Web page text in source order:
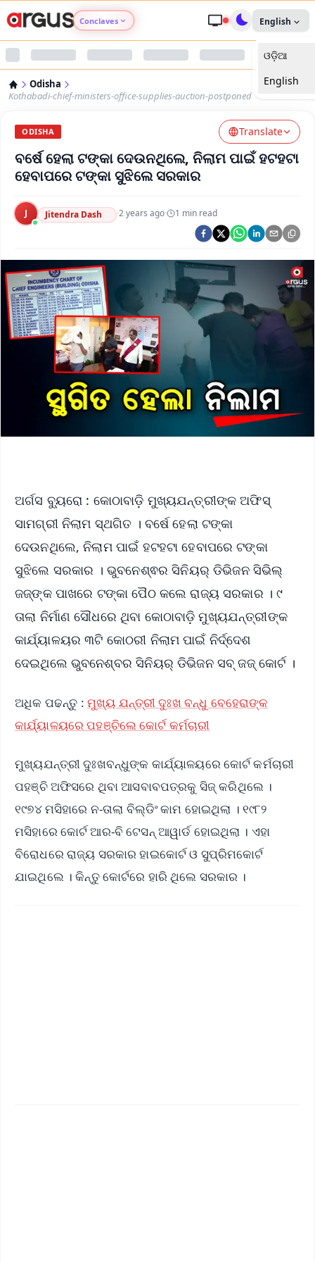
Conclaves
Argus Nari Shakti
Argus Health Connect
Argus Swaad Odisha
Argus Chalo Dekhein Apna Desh
English
ଓଡ଼ିଆ
English
Odisha
Kothabadi-chief-ministers-office-supplies-auction-postponed
ODISHA Translate
ବର୍ଷେ ହେଲା ଟଙ୍କା ଦେଉନଥିଲେ, ନିଲାମ ପାଇଁ ହଟହଟା
ହେବାପରେ ଟଙ୍କା ସୁଝିଲେ ସରକାର
J Jitendra Dash ·2 years ago· 1 min read
ଅର୍ଗସ ବ୍ୟୁରୋ : କୋଠାବାଡ଼ି ମୁଖ୍ୟଯନ୍ତ୍ରୀଙ୍କ ଅଫିସ୍
ସାମଗ୍ରୀ ନିଲାମ ସ୍ଥଗିତ । ବର୍ଷେ ହେଲା ଟଙ୍କା
ଦେଉନଥିଲେ, ନିଲାମ ପାଇଁ ହଟହଟା ହେବାପରେ ଟଙ୍କା
ସୁଝିଲେ ସରକାର । ଭୁବନେଶ୍ଵର ସିନିୟର୍ ଡିଭିଜନ ସିଭିଲ୍
ଜଜ୍‌ଙ୍କ ପାଖରେ ଟଙ୍କା ପୈଠ କଲେ ରାଜ୍ୟ ସରକାର । ୯
ତାଲା ନିର୍ମାଣ ସୌଧରେ ଥିବା କୋଠାବାଡ଼ି ମୁଖ୍ୟଯନ୍ତ୍ରୀଙ୍କ
କାର୍ଯ୍ୟାଳୟର ୩ଟି କୋଠରୀ ନିଲାମ ପାଇଁ ନିର୍ଦ୍ଦେଶ
ଦେଇଥିଲେ ଭୁବନେଶ୍ବର ସିନିୟର୍ ଡିଭିଜନ ସବ୍ ଜଜ୍ କୋର୍ଟ ।
ଅଧିକ ପଢନ୍ତୁ : ମୁଖ୍ୟ ଯନ୍ତ୍ରୀ ଦୁଃଖ ବନ୍ଧୁ ବେହେରାଙ୍କ
କାର୍ଯ୍ୟାଳୟରେ ପହଞ୍ଚିଲେ କୋର୍ଟ କର୍ମଚାରୀ
ମୁଖ୍ୟଯନ୍ତ୍ରୀ ଦୁଃଖବନ୍ଧୁଙ୍କ କାର୍ଯ୍ୟାଳୟରେ କୋର୍ଟ କର୍ମଚାରୀ
ପହଞ୍ଚି ଅଫିସରେ ଥିବା ଆସବାବପତ୍ରକୁ ସିଜ୍ କରିଥିଲେ ।
୧୯୭୪ ମସିହାରେ ନ-ତାଲା ବିଲ୍ଡିଂ କାମ ହୋଇଥିଲା । ୧୯୮୨
ମସିହାରେ କୋର୍ଟ ଆର-ବି ଟେସନ୍ ଆୱାର୍ଡ ହୋଇଥିଲା । ଏହା
ବିରୋଧରେ ରାଜ୍ୟ ସରକାର ହାଇକୋର୍ଟ ଓ ସୁପ୍ରିମକୋର୍ଟ
ଯାଇଥିଲେ । କିନ୍ତୁ କୋର୍ଟରେ ହାରି ଥିଲେ ସରକାର ।